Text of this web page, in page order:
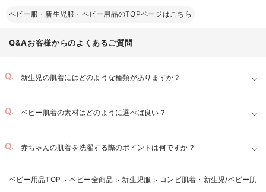
ベビー服・新生児服・ベビー用品のTOPページはこちら
Q&Aお客様からのよくあるご質問
新生児の肌着にはどのような種類がありますか？
ベビー肌着の素材はどのように選べば良い？
赤ちゃんの肌着を洗濯する際のポイントは何ですか？
ベビー用品TOP ＞ ベビー全商品 ＞ 新生児服 ＞ コンビ肌着・新生児/ベビー肌着